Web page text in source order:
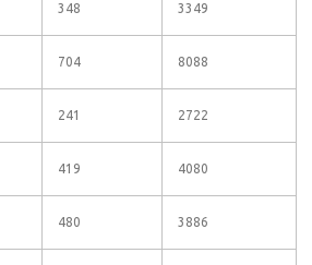
348 3349
704 8088
241 2722
419 4080
480 3886